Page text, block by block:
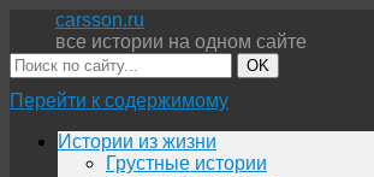
carsson.ru
все истории на одном сайте
OK
Перейти к содержимому
Истории из жизни
Грустные истории